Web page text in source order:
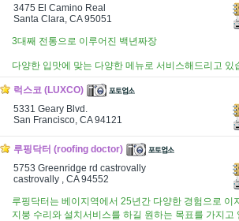
3475 El Camino Real
Santa Clara, CA 95051
3대째 전통으로 이루어진 백년짜장
다양한 입맛에 맞는 다양한 메뉴로 서비스해드리고 있
럭스코 (LUXCO)
5331 Geary Blvd.
San Francisco, CA 94121
루핑닥터 (roofing doctor)
5753 Greenridge rd castrovally
castrovally , CA 94552
루핑닥터는 베이지역에서 25년간 다양한 경험으로 이
지붕 수리와 설치서비스를 하길 원하는 목표를 가지고